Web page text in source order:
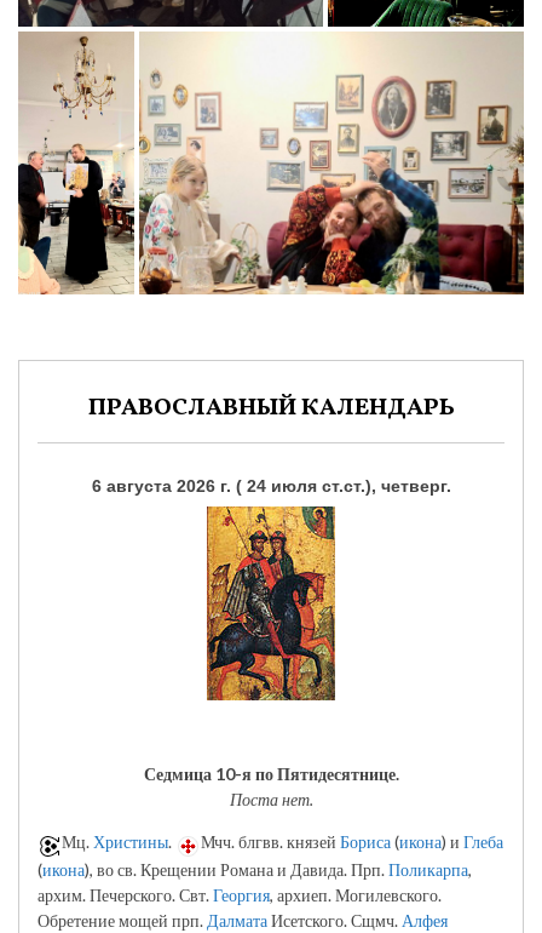
ПРАВОСЛАВНЫЙ КАЛЕНДАРЬ
6 августа 2026 г. ( 24 июля ст.ст.), четверг.
Седмица 10-я по Пятидесятнице.
Поста нет.
Мц. Христины. Мчч. блгвв. князей Бориса(икона) и Глеба
(икона), во св. Крещении Романа и Давида. Прп.Поликарпа,
архим. Печерского. Свт.Георгия, архиеп. Могилевского.
Обретение мощей прп.ДалматаИсетского. Сщмч.Алфея